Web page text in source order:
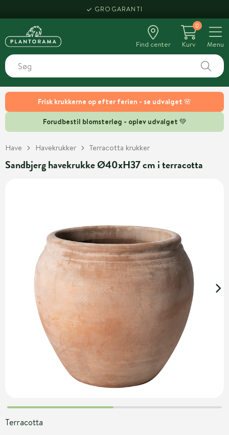
Frisk krukkerne op efter ferien - se udvalget 🌸
Forudbestil blomsterløg - oplev udvalget 💚
GROGARANTI
Find center
0
Kurv
Menu
Have Havekrukker Terracotta krukker
Sandbjerg havekrukke Ø40xH37 cm i terracotta
Terracotta